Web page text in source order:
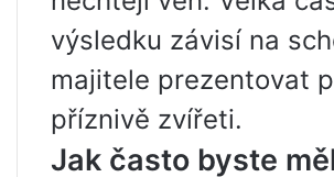
výsledku závisí na
majitele prezentovat
příznivě zvířeti.
Jak často byste